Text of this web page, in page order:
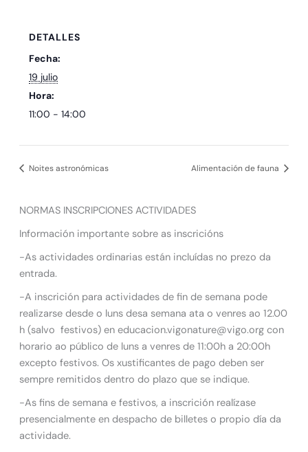
DETALLES
Fecha:
19 julio
Hora:
11:00 - 14:00
Noites astronómicas Alimentación de fauna
NORMAS INSCRIPCIONES ACTIVIDADES
Información importante sobre as inscricións
-As actividades ordinarias están incluídas no prezo da
entrada.
-A inscrición para actividades de fin de semana pode
realizarse desde o luns desa semana ata o venres ao 12.00
h (salvo festivos) en educacion.vigonature@vigo.org con
horario ao público de luns a venres de 11:00h a 20:00h
excepto festivos. Os xustificantes de pago deben ser
sempre remitidos dentro do plazo que se indique.
-As fins de semana e festivos, a inscrición realízase
presencialmente en despacho de billetes o propio día da
actividade.